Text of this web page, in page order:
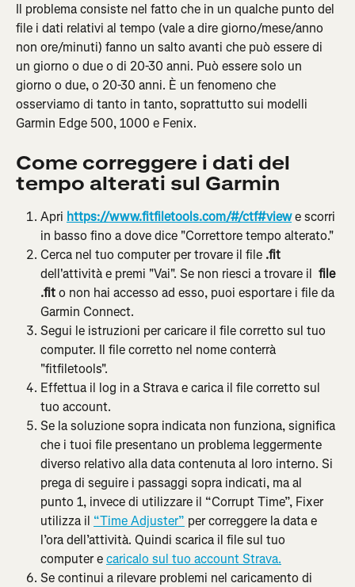
Il problema consiste nel fatto che in un qualche punto del
file i dati relativi al tempo (vale a dire giorno/mese/anno
non ore/minuti) fanno un salto avanti che può essere di
un giorno o due o di 20-30 anni. Può essere solo un
giorno o due, o 20-30 anni. È un fenomeno che
osserviamo di tanto in tanto, soprattutto sui modelli
Garmin Edge 500, 1000 e Fenix.
Come correggere i dati del
tempo alterati sul Garmin
Apri https://www.fitfiletools.com/#/ctf#viewe scorri
in basso fino a dove dice "Correttore tempo alterato."
Cerca nel tuo computer per trovare il file .fit
dell'attività e premi "Vai". Se non riesci a trovare il file
.fit o non hai accesso ad esso, puoi esportare i file da
Garmin Connect.
Segui le istruzioni per caricare il file corretto sul tuo
computer. Il file corretto nel nome conterrà
"fitfiletools".
Effettua il log in a Strava e carica il file corretto sul
tuo account.
Se la soluzione sopra indicata non funziona, significa
che i tuoi file presentano un problema leggermente
diverso relativo alla data contenuta al loro interno. Si
prega di seguire i passaggi sopra indicati, ma al
punto 1, invece di utilizzare il “Corrupt Time”, Fixer
utilizza il “Time Adjuster” per correggere la data e
l’ora dell’attività. Quindi scarica il file sul tuo
computer e caricalo sul tuo account Strava.
Se continui a rilevare problemi nel caricamento di